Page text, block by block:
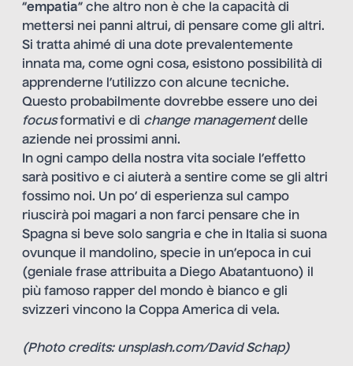
“empatia” che altro non è che la capacità di
mettersi nei panni altrui, di pensare come gli altri.
Si tratta ahimé di una dote prevalentemente
innata ma, come ogni cosa, esistono possibilità di
apprenderne l’utilizzo con alcune tecniche.
Questo probabilmente dovrebbe essere uno dei
focusformativi e di change managementdelle
aziende nei prossimi anni.
In ogni campo della nostra vita sociale l’effetto
sarà positivo e ci aiuterà a sentire come se gli altri
fossimo noi. Un po’ di esperienza sul campo
riuscirà poi magari a non farci pensare che in
Spagna si beve solo sangria e che in Italia si suona
ovunque il mandolino, specie in un’epoca in cui
(geniale frase attribuita a Diego Abatantuono) il
più famoso rapper del mondo è bianco e gli
svizzeri vincono la Coppa America di vela.
(Photo credits: unsplash.com/David Schap)